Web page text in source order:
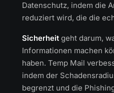
Datenschutz, indem die
reduziert wird, die die
Sicherheit geht darum,
Informationen machen
haben. Temp Mail
indem der
begrenzt und die